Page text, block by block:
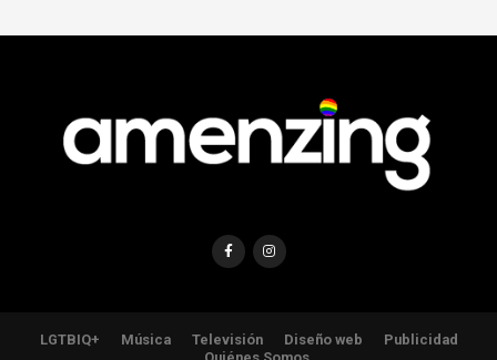
LGTBIQ+ Música Televisión Diseño web
Publicidad